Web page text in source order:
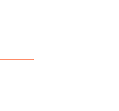
rankingi w
División